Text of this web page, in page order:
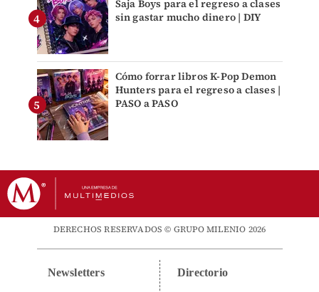
Saja Boys para el regreso a clases
sin gastar mucho dinero | DIY
Cómo forrar libros K-Pop Demon
Hunters para el regreso a clases |
PASO a PASO
DERECHOS RESERVADOS © GRUPO MILENIO 2026